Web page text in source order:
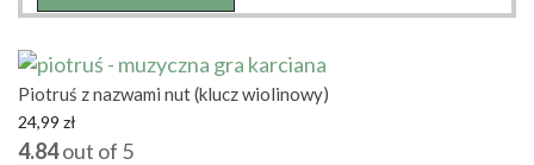
Piotruś z nazwami nut (klucz wiolinowy)
24,99 zł
4.84out of 5